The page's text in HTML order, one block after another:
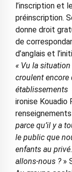
l’inscription et
préinscription.
donne droit
de
d’anglais et
« Vu la
croulent encore
établissements
ironise Kouadio
parce qu’il y a
le public que
enfants au
allons-nous ? »